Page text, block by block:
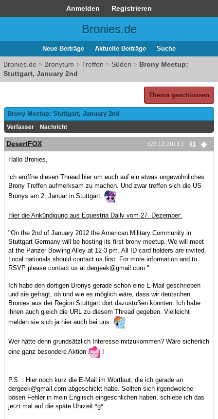
Anmelden Registrieren
Bronies.de
Neue Beiträge Aktuelle Beiträge Suche
Bronies.de > Bronytum > Treffen > Süden > Brony Meetup:
Stuttgart, January 2nd
Thema geschlossen
Brony Meetup: Stuttgart, January 2nd
Verfasser Nachricht
(28.12.2011 ) #1
DesertFOX
Hallo Bronies,
ich eröffne diesen Thread hier um euch auf ein etwas ungewöhnliches
Brony Treffen aufmerksam zu machen. Und zwar treffen sich die US-
Bronys am 2. Januar in Stuttgart.
Hier die Ankündigung aus Equestria Daily vom 27. Dezember:
"On the 2nd of January 2012 the American Military Community in
Stuttgart Germany will be hosting its first brony meetup. We will meet
at the Panzer Bowling Alley at 12-3 pm. All ID card holders are invited.
Local nationals should contact us first. For more information and to
RSVP please contact us at dergeek@gmail.com."
Ich habe den dortigen Bronys gerade schon eine E-Mail geschrieben
und sie gefragt, ob und wie es möglich wäre, dass wir deutschen
Bronies aus der Region Stuttgart dort dazustoßen könnten. Ich habe
ihnen auch gleich die URL zu diesem Thread gegeben. Vielleicht
melden sie sich ja hier auch bei uns.
Wer hätte denn grundsätzlich Interesse mitzukommen? Wäre sicherlich
eine ganz besondere Aktion
!
P.S. : Hier noch kurz die E-Mail im Wortlaut, die ich gerade an
dergeek@gmail.com abgeschickt habe. Sollten sich irgendwelche
bösen Fehler in mein Englisch eingeschlichen haben, schiebe ich das
jetzt mal auf die späte Uhrzeit *g*.